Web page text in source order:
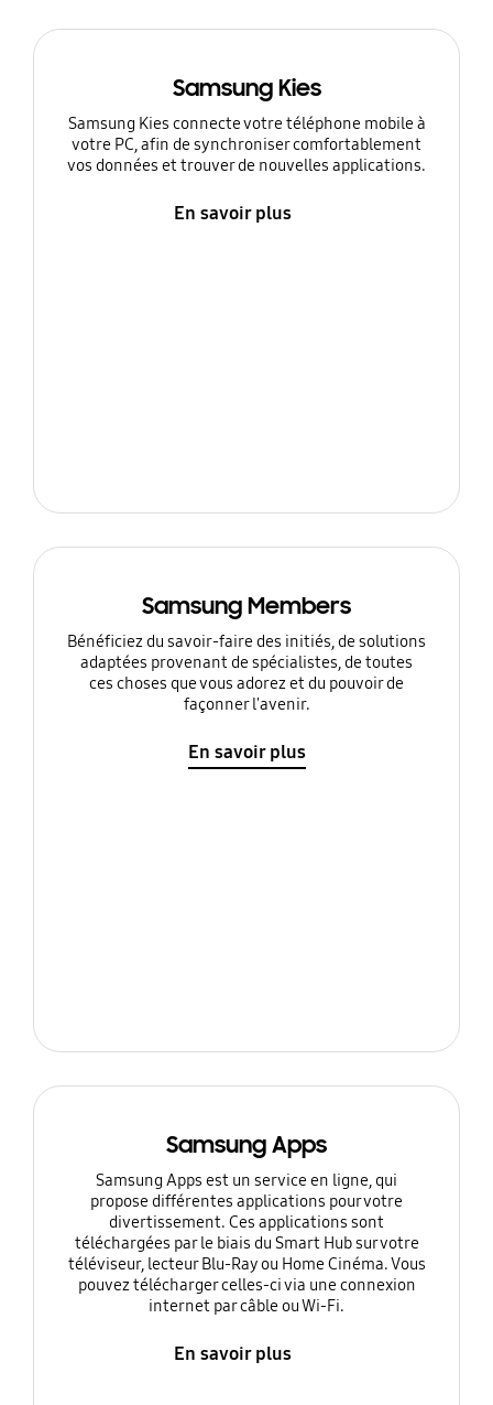
Samsung Kies
Samsung Kies connecte votre téléphone mobile à
votre PC, afin de synchroniser comfortablement
vos données et trouver de nouvelles applications.
En savoir plus
Samsung Members
Bénéficiez du savoir-faire des initiés, de solutions
adaptées provenant de spécialistes, de toutes
ces choses que vous adorez et du pouvoir de
façonner l'avenir.
En savoir plus
Samsung Apps
Samsung Apps est un service en ligne, qui
propose différentes applications pour votre
divertissement. Ces applications sont
téléchargées par le biais du Smart Hub sur votre
téléviseur, lecteur Blu-Ray ou Home Cinéma. Vous
pouvez télécharger celles-ci via une connexion
internet par câble ou Wi-Fi.
En savoir plus